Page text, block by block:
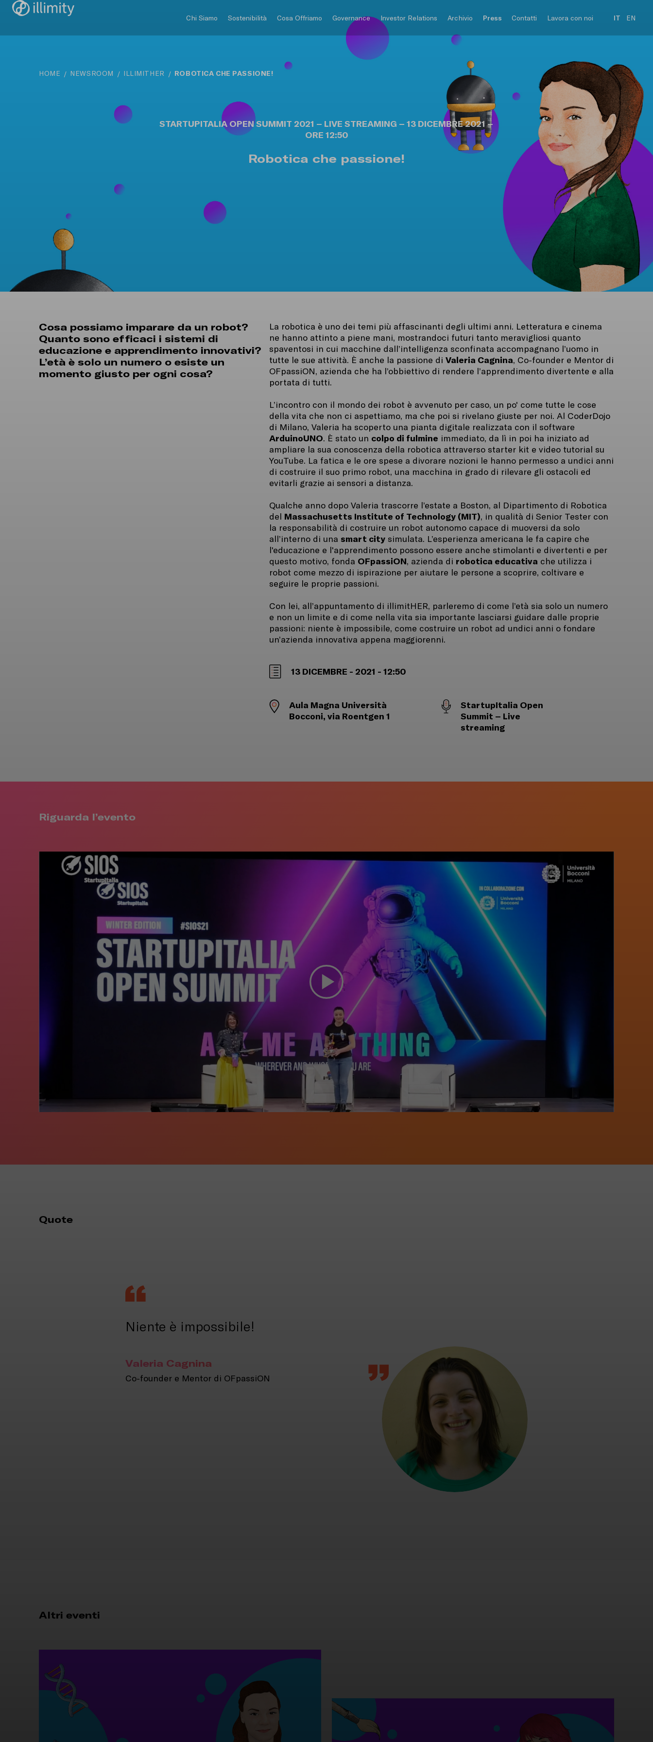
Chi Siamo Sostenibilità Cosa Offriamo Governance Investor Relations Archivio Press Contatti Lavora con noi IT EN
HOME NEWSROOM ILLIMITHER ROBOTICA CHE PASSIONE!
STARTUPITALIA OPEN SUMMIT 2021 – LIVE STREAMING – 13 DICEMBRE 2021 –
ORE 12:50
Robotica che passione!
Cosa possiamo imparare da un robot?
Quanto sono efficaci i sistemi di
educazione e apprendimento innovativi?
L’età è solo un numero o esiste un
momento giusto per ogni cosa?
La robotica è uno dei temi più affascinanti degli ultimi anni. Letteratura e cinema
ne hanno attinto a piene mani, mostrandoci futuri tanto meravigliosi quanto
spaventosi in cui macchine dall’intelligenza sconfinata accompagnano l’uomo in
tutte le sue attività. È anche la passione di Valeria Cagnina, Co-founder e Mentor di
OFpassiON, azienda che ha l’obbiettivo di rendere l’apprendimento divertente e alla
portata di tutti.
L’incontro con il mondo dei robot è avvenuto per caso, un po' come tutte le cose
della vita che non ci aspettiamo, ma che poi si rivelano giuste per noi. Al CoderDojo
di Milano, Valeria ha scoperto una pianta digitale realizzata con il software
ArduinoUNO. È stato un colpo di fulmine immediato, da lì in poi ha iniziato ad
ampliare la sua conoscenza della robotica attraverso starter kit e video tutorial su
YouTube. La fatica e le ore spese a divorare nozioni le hanno permesso a undici anni
di costruire il suo primo robot, una macchina in grado di rilevare gli ostacoli ed
evitarli grazie ai sensori a distanza.
Qualche anno dopo Valeria trascorre l’estate a Boston, al Dipartimento di Robotica
del Massachusetts Institute of Technology (MIT), in qualità di Senior Tester con
la responsabilità di costruire un robot autonomo capace di muoversi da solo
all’interno di una smart citysimulata. L’esperienza americana le fa capire che
l'educazione e l'apprendimento possono essere anche stimolanti e divertenti e per
questo motivo, fonda OFpassiON, azienda di robotica educativa che utilizza i
robot come mezzo di ispirazione per aiutare le persone a scoprire, coltivare e
seguire le proprie passioni.
Con lei, all’appuntamento di illimitHER, parleremo di come l’età sia solo un numero
e non un limite e di come nella vita sia importante lasciarsi guidare dalle proprie
passioni: niente è impossibile, come costruire un robot ad undici anni o fondare
un’azienda innovativa appena maggiorenni.
13 DICEMBRE - 2021 - 12:50
Aula Magna Università
Bocconi, via Roentgen 1
StartupItalia Open
Summit – Live
streaming
Riguarda l’evento
Quote
Niente è impossibile!
Valeria Cagnina
Co-founder e Mentor di OFpassiON
Altri eventi